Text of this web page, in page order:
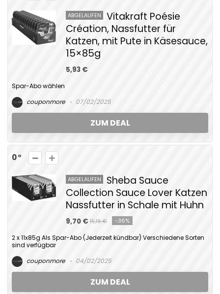
ABGELAUFEN
Vitakraft Poésie
Création, Nassfutter für
Katzen, mit Pute in Käsesauce,
15×85g
5,93 €
Spar-Abo wählen
couponmore
07/02/2025
ZUM DEAL
0
ABGELAUFEN
Sheba Sauce
Collection Sauce Lover Katzen
Nassfutter in Schale mit Huhn
9,70 € 15,18 € -36%
2 x 11x85g Als Spar-Abo (Jederzeit kündbar) Verschiedene Sorten
sind verfügbar
couponmore
04/02/2025
ZUM DEAL